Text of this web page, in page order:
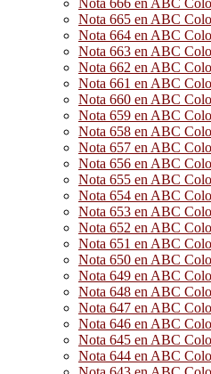
Nota 666 en ABC
Nota 665 en ABC
Nota 664 en ABC
Nota 663 en ABC
Nota 662 en ABC
Nota 661 en ABC
Nota 660 en ABC
Nota 659 en ABC
Nota 658 en ABC
Nota 657 en ABC
Nota 656 en ABC
Nota 655 en ABC
Nota 654 en ABC
Nota 653 en ABC
Nota 652 en ABC
Nota 651 en ABC
Nota 650 en ABC
Nota 649 en ABC
Nota 648 en ABC
Nota 647 en ABC
Nota 646 en ABC
Nota 645 en ABC
Nota 644 en ABC